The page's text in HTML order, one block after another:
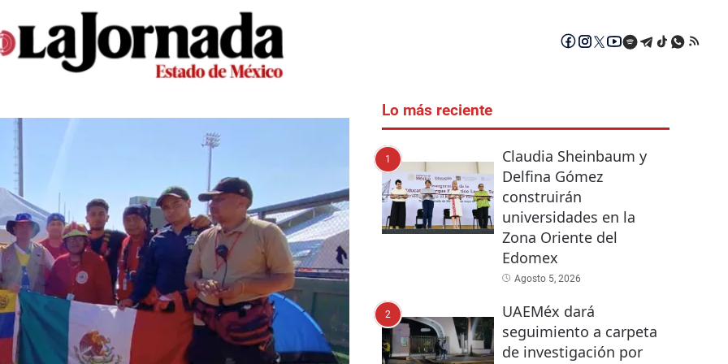
Lo más reciente
1
Claudia Sheinbaum y
Delfina Gómez
construirán
universidades en la
Zona Oriente del
Edomex
Agosto 5, 2026
2
UAEMéx dará
seguimiento a carpeta
de investigación por